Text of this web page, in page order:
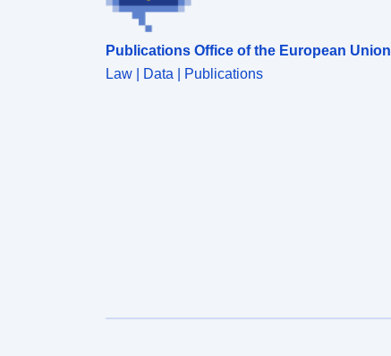
Publications Office of the European Union
Law | Data | Publications